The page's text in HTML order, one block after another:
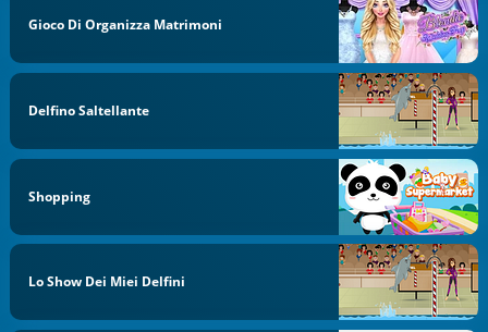
Gioco Di Organizza Matrimoni
Delfino Saltellante
Shopping
Lo Show Dei Miei Delfini